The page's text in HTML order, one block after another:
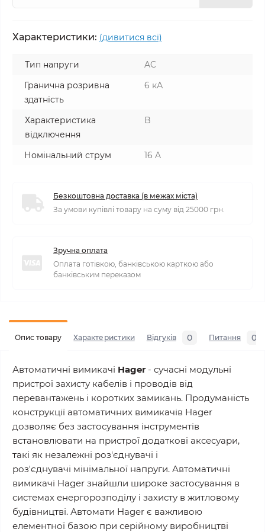
Характеристики: (дивитися всі)
Тип напруги
AC
Гранична розривна
здатність
6 кА
Характеристика
відключення
B
Номінальний струм 16 A
Безкоштовна доставка (в межах міста)
За умови купівлі товару на суму від 25000 грн.
Зручна оплата
Оплата готівкою, банківською карткою або
банківським переказом
Опис товару Характеристики Відгуків 0 Питання 0
Автоматичні вимикачі Hager - сучасні модульні
пристрої захисту кабелів і проводів від
перевантажень і коротких замикань. Продуманість
конструкції автоматичних вимикачів Hager
дозволяє без застосування інструментів
встановлювати на пристрої додаткові аксесуари,
такі як незалежні роз'єднувачі і
роз'єднувачі мінімальної напруги. Автоматичні
вимикачі Hager знайшли широке застосування в
системах енергорозподілу і захисту в житловому
будівництві. Автомати Hager є важливою
елементної базою при серійному виробництві